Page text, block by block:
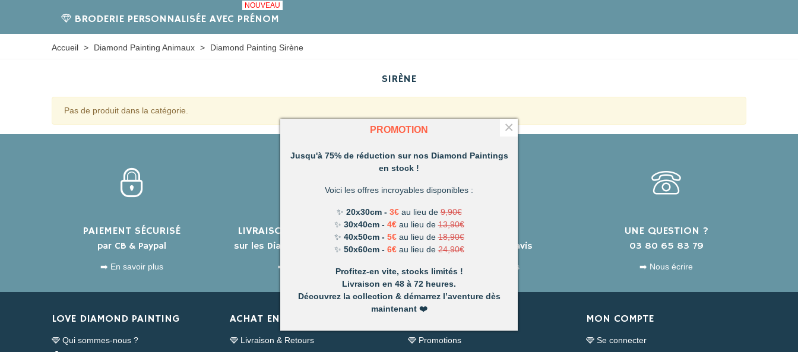
BRODERIE PERSONNALISÉE AVEC PRÉNOM
NOUVEAU
Accueil > Diamond Painting Animaux > Diamond Painting Sirène
SIRÈNE
Pas de produit dans la catégorie.
PAIEMENT SÉCURISÉ
par CB & Paypal
➡️ En savoir plus
LIVRAISON OFFERTE DÈS 49€
sur les Diamond Painting en stock
➡️ Voir conditions
pour changer d'avis
➡️ En savoir plus
UNE QUESTION ?
03 80 65 83 79
➡️ Nous écrire
LOVE DIAMOND PAINTING
Qui sommes-nous ?
ACHAT EN LIGNE
Livraison & Retours
Promotions
MON COMPTE
Se connecter
PROMOTION
Jusqu'à 75% de réduction sur nos Diamond Paintings
en stock !
Voici les offres incroyables disponibles :
✨ 20x30cm - 3€au lieu de9,90€
✨ 30x40cm - 4€ au lieu de 13,90€
✨ 40x50cm - 5€ au lieu de18,90€
✨ 50x60cm - 6€ au lieu de 24,90€
Profitez-en vite, stocks limités !
Livraison en 48 à 72 heures.
Découvrez la collection & démarrez l’aventure dès
maintenant❤️
×